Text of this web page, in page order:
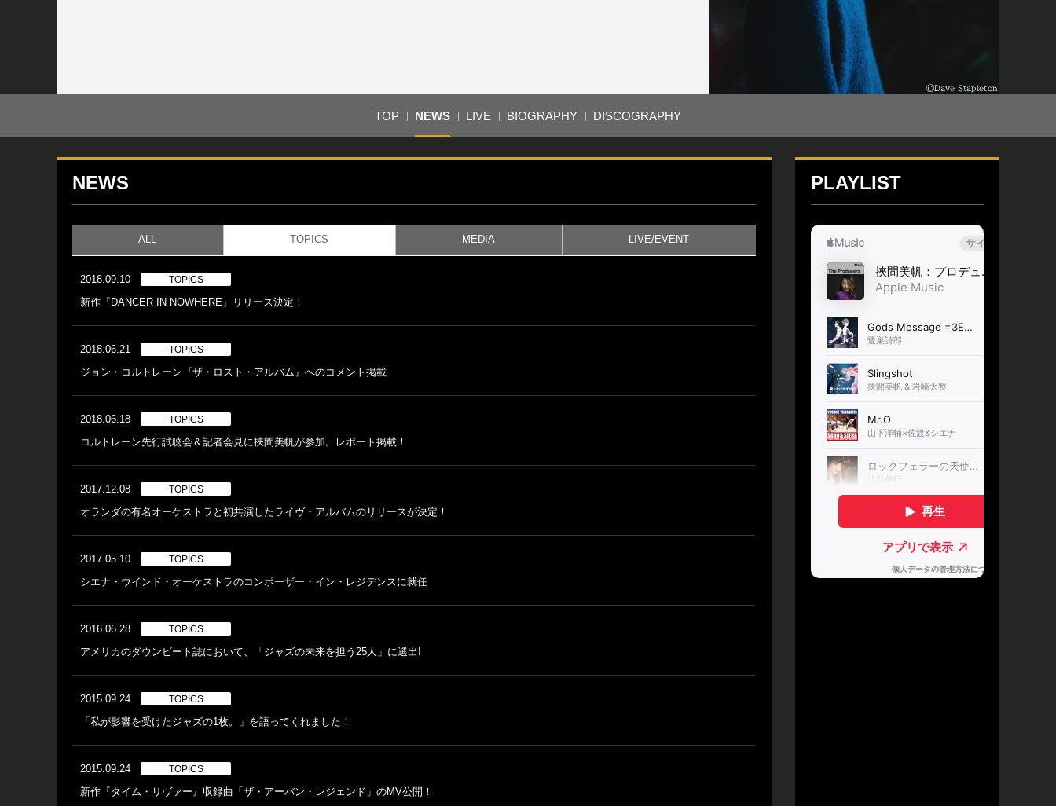
TOP NEWS LIVE BIOGRAPHY DISCOGRAPHY
NEWS
ALL TOPICS MEDIA LIVE/EVENT
2018.09.10 TOPICS
新作『DANCER IN NOWHERE』リリース決定！
2018.06.21 TOPICS
ジョン・コルトレーン『ザ・ロスト・アルバム』へのコメント掲載
2018.06.18 TOPICS
コルトレーン先行試聴会＆記者会見に挾間美帆が参加。レポート掲載！
2017.12.08 TOPICS
オランダの有名オーケストラと初共演したライヴ・アルバムのリリースが決定！
2017.05.10 TOPICS
シエナ・ウインド・オーケストラのコンポーザー・イン・レジデンスに就任
2016.06.28 TOPICS
アメリカのダウンビート誌において、「ジャズの未来を担う25人」に選出!
2015.09.24 TOPICS
「私が影響を受けたジャズの1枚。」を語ってくれました！
2015.09.24 TOPICS
新作『タイム・リヴァー』収録曲「ザ・アーバン・レジェンド」のMV公開！
PLAYLIST